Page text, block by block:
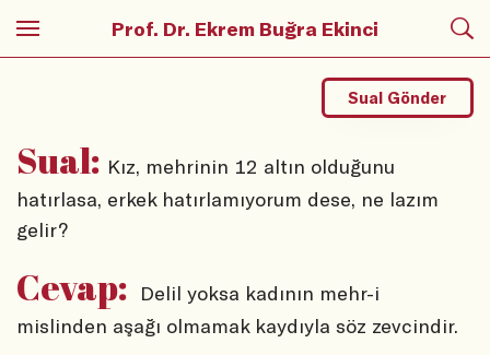
Prof. Dr. Ekrem Buğra Ekinci
Sual: Kız, mehrinin 12 altın olduğunu
hatırlasa, erkek hatırlamıyorum dese, ne lazım
gelir?
Sual Gönder
Cevap:
Delil yoksa kadının mehr-i
mislinden aşağı olmamak kaydıyla söz zevcindir.